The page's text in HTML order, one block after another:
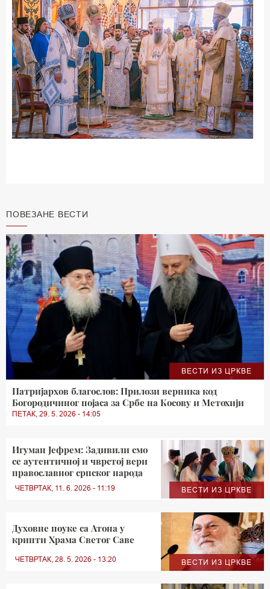
ПОВЕЗАНЕ ВЕСТИ
ВЕСТИ ИЗ ЦРКВЕ
Патријархов благослов: Прилози верника код
Богородичиног појаса за Србе на Косову и Метохији
ПЕТАК, 29. 5. 2026 - 14:05
ВЕСТИ ИЗ ЦРКВЕ
Игуман Јефрем: Задивили смо
се аутентичној и чврстој вери
православног српског народа
ЧЕТВРТАК, 11. 6. 2026 - 11:19
ВЕСТИ ИЗ ЦРКВЕ
Духовне поуке са Атона у
крипти Храма Светог Саве
ЧЕТВРТАК, 28. 5. 2026 - 13:20